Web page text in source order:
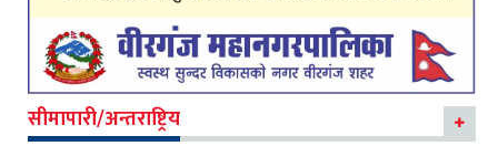
सीमापारी/अन्तराष्ट्रिय